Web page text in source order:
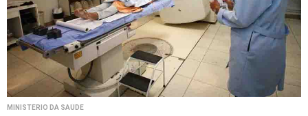
MINISTÉRIO DA SAÚDE